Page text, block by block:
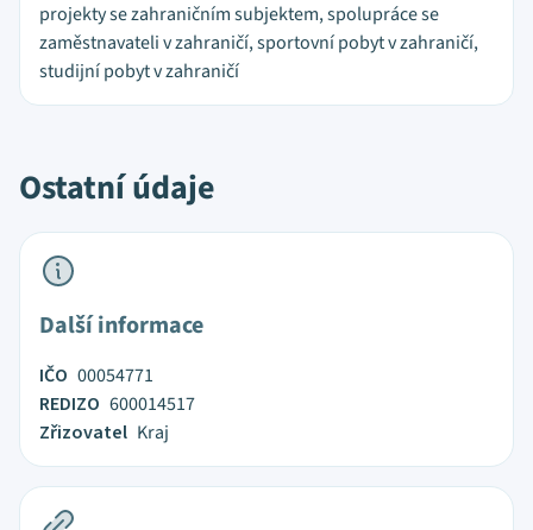
projekty se zahraničním subjektem, spolupráce se
zaměstnavateli v zahraničí, sportovní pobyt v zahraničí,
studijní pobyt v zahraničí
Ostatní údaje
Další informace
IČO 00054771
REDIZO 600014517
Zřizovatel Kraj